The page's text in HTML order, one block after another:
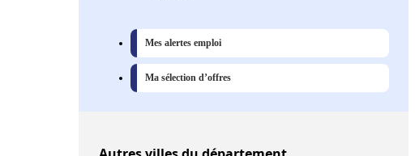
Mes alertes emploi
Ma sélection d’offres